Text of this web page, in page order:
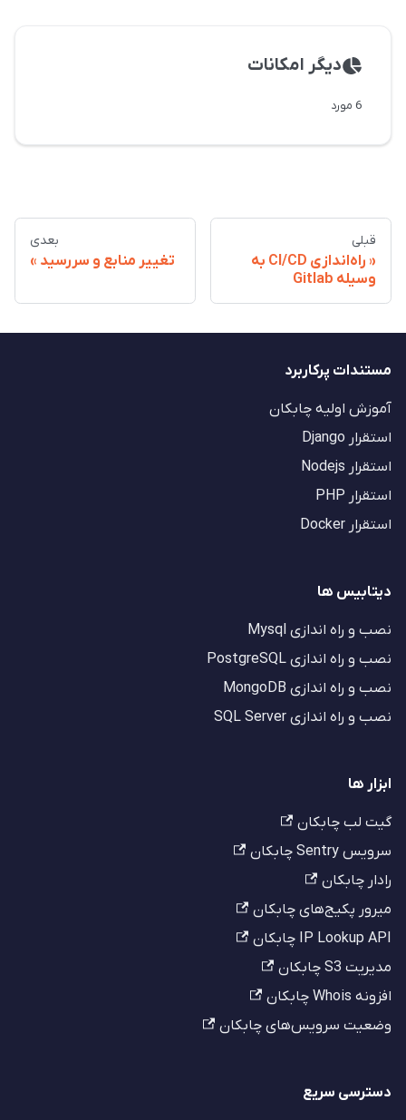
دیگر امکانات
6 مورد
قبلی
راه‌اندازی CI/CD به
وسیله Gitlab
بعدی
تغییر منابع و سررسید
مستندات پرکاربرد
آموزش اولیه چابکان
استقرار Django
استقرار Nodejs
استقرار PHP
استقرار Docker
دیتابیس ها
نصب و راه اندازی Mysql
نصب و راه اندازی PostgreSQL
نصب و راه اندازی MongoDB
نصب و راه اندازی SQL Server
ابزار ها
گیت لب چابکان
سرویس Sentry چابکان
رادار چابکان
میرور پکیج‌های چابکان
IP Lookup API چابکان
مدیریت S3 چابکان
افزونه Whois چابکان
وضعیت سرویس‌های چابکان
دسترسی سریع